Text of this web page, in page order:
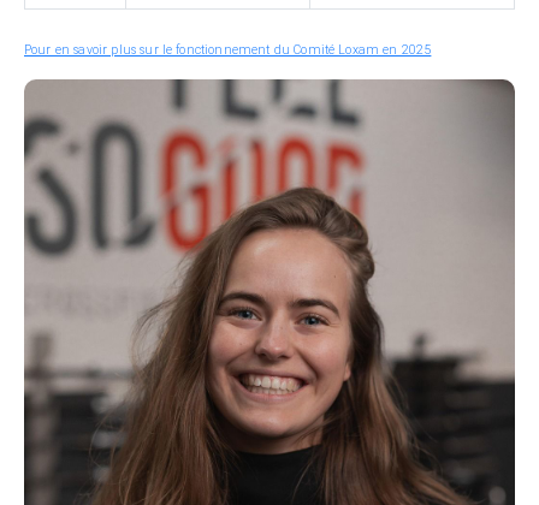
Pour en savoir plus sur le fonctionnement du Comité Loxam en 2025